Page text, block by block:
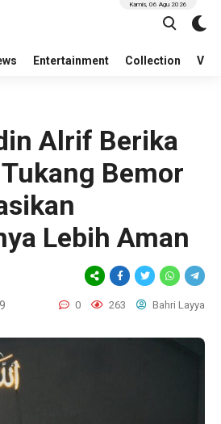
Entertainment Collection
Kamis, 06 Agu 2026
Alrif Berika
Bemor
Lebih Aman
0 263 Bahri Layya